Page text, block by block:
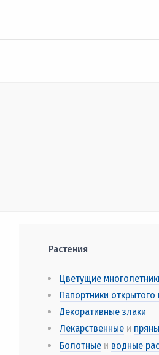
Растения
Цветущие
Папортники открытого
Декоративные злаки
Лекарственныеи
Болотныеи водные